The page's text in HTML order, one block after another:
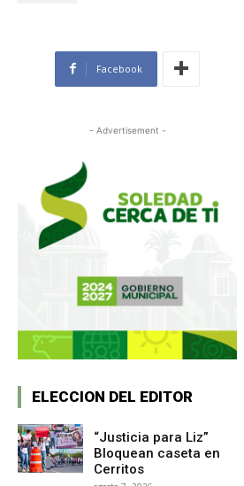
Facebook
- Advertisement -
ELECCION DEL EDITOR
“Justicia para Liz”
Bloquean caseta en
Cerritos